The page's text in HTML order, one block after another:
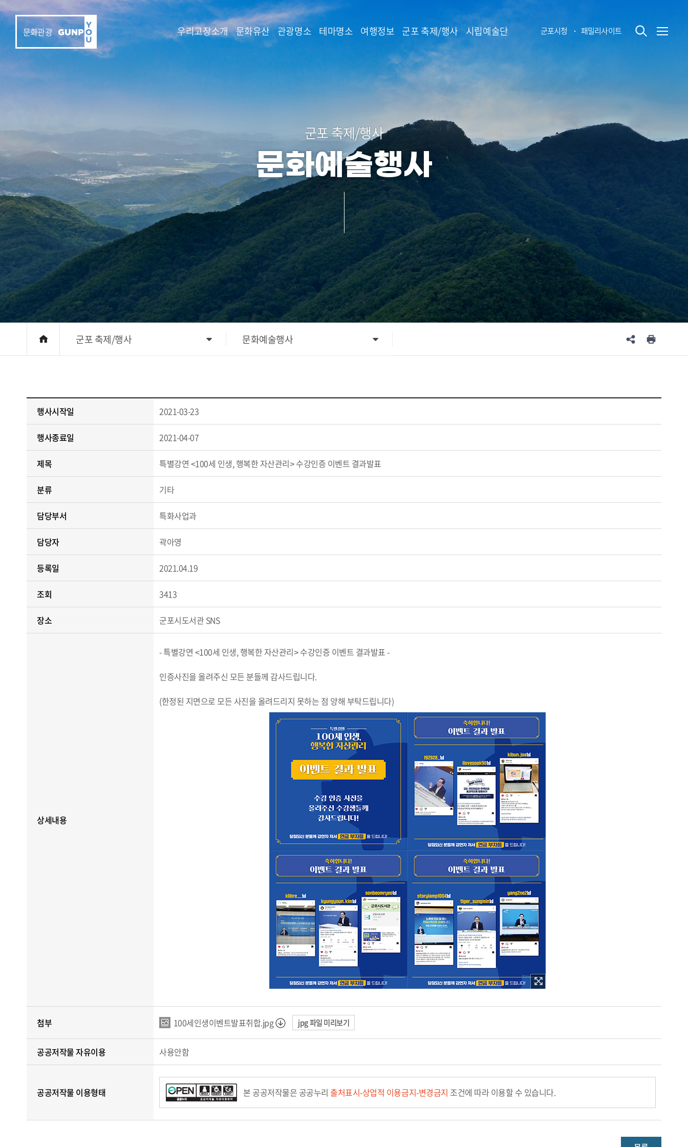
본문 바로가기
문화관광 우리고장소개 문화유산 관광명소 테마명소 여행정보 군포 축제/행사 시립예술단 군포시청 패밀리사이트
군포 축제/행사
문화예술행사
군포 축제/행사 문화예술행사
행사시작일 2021-03-23
행사종료일 2021-04-07
제목 특별강연 <100세 인생, 행복한 자산관리> 수강인증 이벤트 결과발표
분류 기타
담당부서 특화사업과
담당자 곽아영
등록일 2021.04.19
조회 3413
장소 군포시도서관 SNS
상세내용
- 특별강연 <100세 인생, 행복한 자산관리> 수강인증 이벤트 결과발표 -
인증사진을 올려주신 모든 분들께 감사드립니다.
(한정된 지면으로 모든 사진을 올려드리지 못하는 점 양해 부탁드립니다)
첨부 100세인생이벤트발표취합.jpg jpg 파일 미리보기
공공저작물 자유이용 사용안함
공공저작물 이용형태 본 공공저작물은 공공누리 출처표시-상업적 이용금지-변경금지 조건에 따라 이용할 수 있습니다.